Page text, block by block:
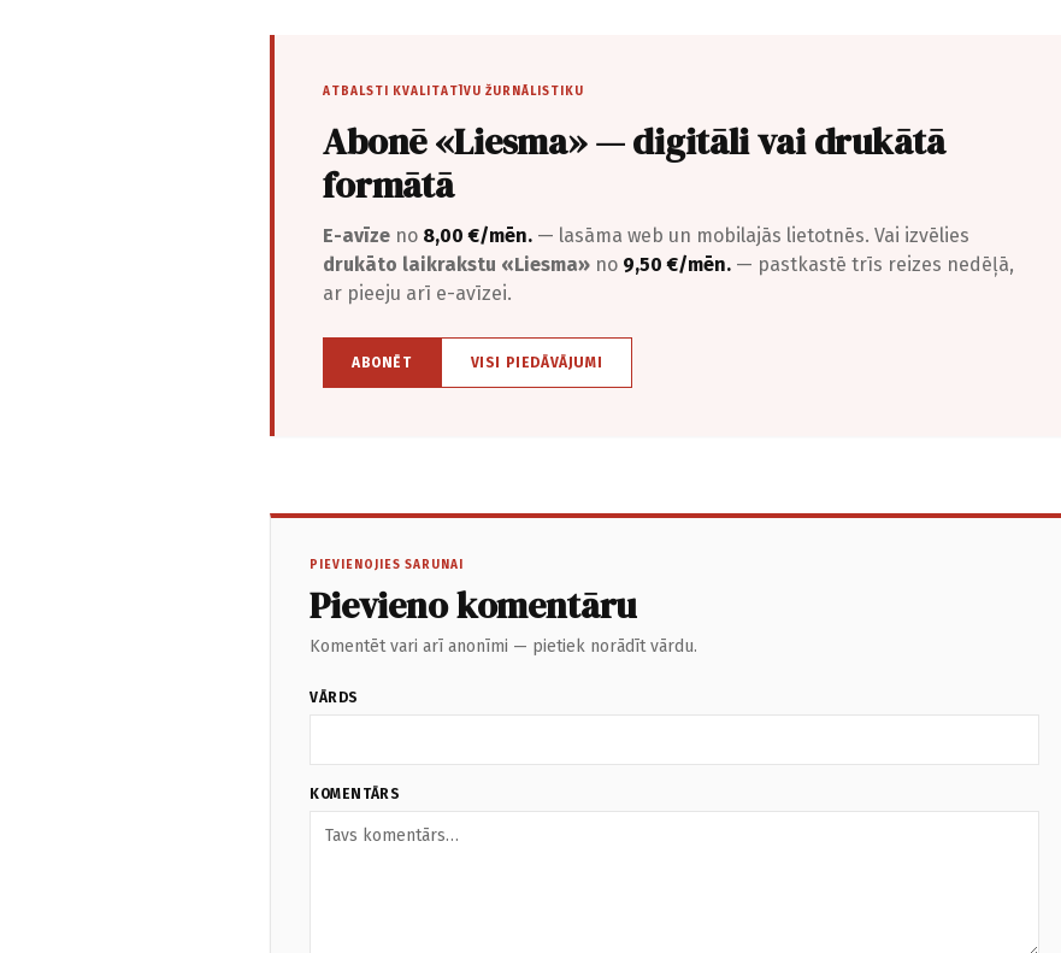
ATBALSTI KVALITATĪVU ŽURNĀLISTIKU
Abonē «Liesma» — digitāli vai drukātā
formātā
E-avīze no 8,00 €/mēn. — lasāma web un mobilajās lietotnēs. Vai izvēlies
drukāto laikrakstu «Liesma» no 9,50 €/mēn. — pastkastē trīs reizes nedēļā,
ar pieeju arī e-avīzei.
ABONĒT VISI PIEDĀVĀJUMI
PIEVIENOJIES SARUNAI
Pievieno komentāru
Komentēt vari arī anonīmi — pietiek norādīt vārdu.
VĀRDS
KOMENTĀRS